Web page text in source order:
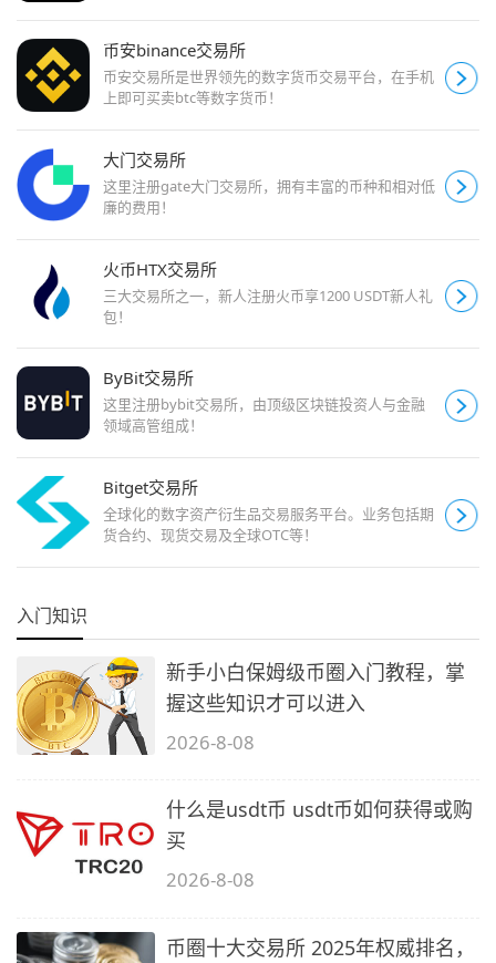
币安binance交易所
币安交易所是世界领先的数字货币交易平台，在手机
上即可买卖btc等数字货币！
大门交易所
这里注册gate大门交易所，拥有丰富的币种和相对低
廉的费用！
火币HTX交易所
三大交易所之一，新人注册火币享1200 USDT新人礼
包！
ByBit交易所
这里注册bybit交易所，由顶级区块链投资人与金融
领域高管组成！
Bitget交易所
全球化的数字资产衍生品交易服务平台。业务包括期
货合约、现货交易及全球OTC等！
入门知识
新手小白保姆级币圈入门教程，掌
握这些知识才可以进入
2026-8-08
什么是usdt币 usdt币如何获得或购
买
2026-8-08
币圈十大交易所 2025年权威排名，